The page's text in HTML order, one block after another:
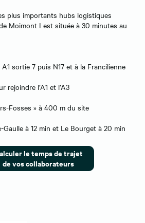
plus importants hubs logistiques
Moimont I est située à 30 minutes au
sortie 7 puis N17 et à la Francilienne
rejoindre l’A1 et l’A3
Fosses » à 400 m du site
Gaulle à 12 min et Le Bourget à 20 min
le temps de trajet
de vos collaborateurs